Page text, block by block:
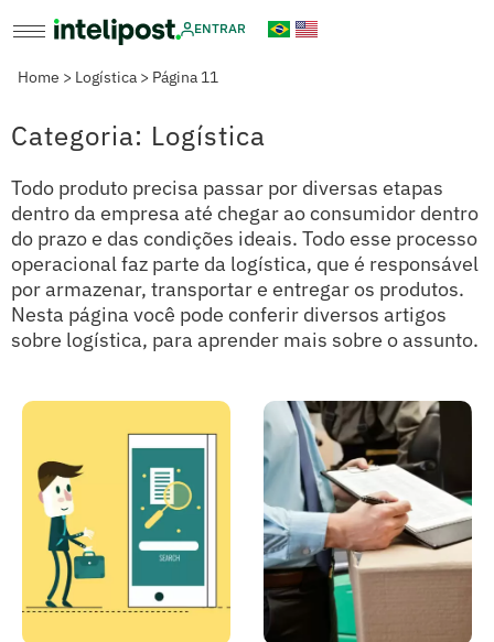
ENTRAR
Home > Logística > Página 11
Categoria: Logística
Todo produto precisa passar por diversas etapas
dentro da empresa até chegar ao consumidor dentro
do prazo e das condições ideais. Todo esse processo
operacional faz parte da logística, que é responsável
por armazenar, transportar e entregar os produtos.
Nesta página você pode conferir diversos artigos
sobre logística, para aprender mais sobre o assunto.